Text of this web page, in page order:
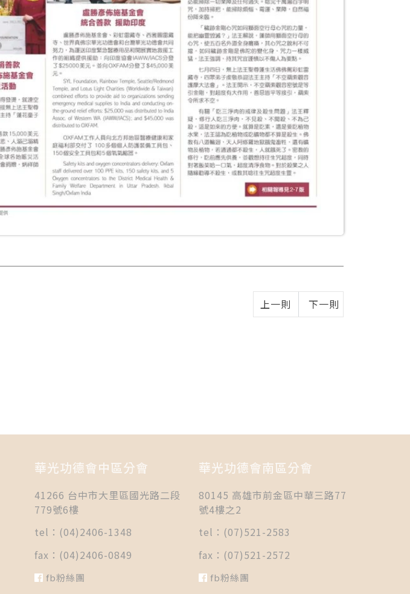
上一則 下一則
華光功德會中區分會
41266 台中市大里區國光路二段
779號6樓
tel：(04)2406-1348
fax：(04)2406-0849
fb粉絲團
華光功德會南區分會
80145 高雄市前金區中華三路77
號4樓之2
tel：(07)521-2583
fax：(07)521-2572
fb粉絲團